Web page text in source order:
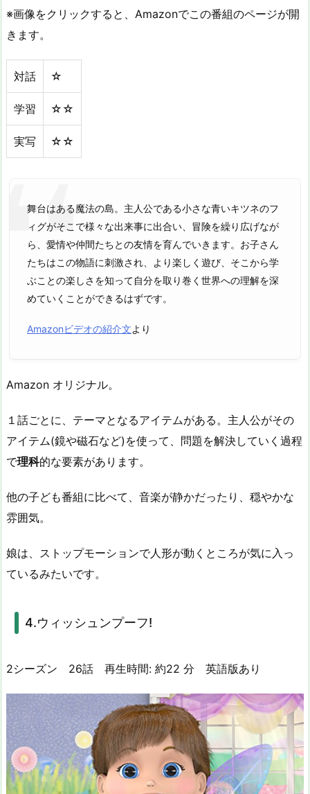
※画像をクリックすると、Amazonでこの番組のページが開
きます。
対話 ☆
学習 ☆☆
実写 ☆☆
舞台はある魔法の島。主人公である小さな青いキツネのフ
ィグがそこで様々な出来事に出合い、冒険を繰り広げなが
ら、愛情や仲間たちとの友情を育んでいきます。お子さん
たちはこの物語に刺激され、より楽しく遊び、そこから学
ぶことの楽しさを知って自分を取り巻く世界への理解を深
めていくことができるはずです。
Amazonビデオの紹介文より
Amazon オリジナル。
１話ごとに、テーマとなるアイテムがある。主人公がその
アイテム(鏡や磁石など)を使って、問題を解決していく過程
で理科的な要素があります。
他の子ども番組に比べて、音楽が静かだったり、穏やかな
雰囲気。
娘は、ストップモーションで人形が動くところが気に入っ
ているみたいです。
4.ウィッシュンプーフ!
2シーズン 26話 再生時間: 約22 分 英語版あり